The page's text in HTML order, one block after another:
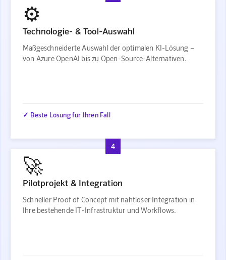
⚙️
Technologie- & Tool-Auswahl
Maßgeschneiderte Auswahl der optimalen KI-Lösung –
von Azure OpenAI bis zu Open-Source-Alternativen.
✓ Beste Lösung für Ihren Fall
4
🚀
Pilotprojekt & Integration
Schneller Proof of Concept mit nahtloser Integration in
Ihre bestehende IT-Infrastruktur und Workflows.